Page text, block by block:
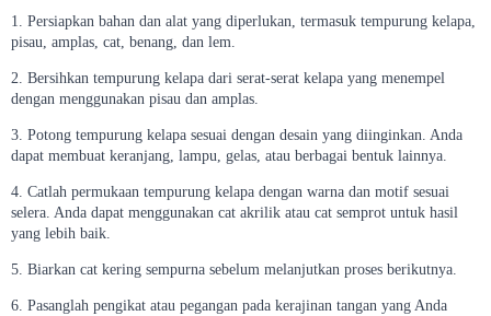
1. Persiapkan bahan dan alat yang diperlukan, termasuk tempurung kelapa,
pisau, amplas, cat, benang, dan lem.
2. Bersihkan tempurung kelapa dari serat-serat kelapa yang menempel
dengan menggunakan pisau dan amplas.
3. Potong tempurung kelapa sesuai dengan desain yang diinginkan. Anda
dapat membuat keranjang, lampu, gelas, atau berbagai bentuk lainnya.
4. Catlah permukaan tempurung kelapa dengan warna dan motif sesuai
selera. Anda dapat menggunakan cat akrilik atau cat semprot untuk hasil
yang lebih baik.
5. Biarkan cat kering sempurna sebelum melanjutkan proses berikutnya.
6. Pasanglah pengikat atau pegangan pada kerajinan tangan yang Anda